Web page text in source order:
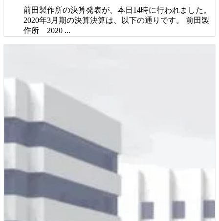
前田製作所の決算発表が、本日14時に行われました。
2020年3月期の決算決算は、以下の通りです。 前田製
作所 2020 ...